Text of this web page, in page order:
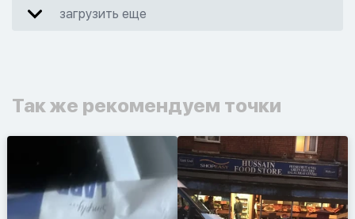
загрузить еще
Так же рекомендуем точки